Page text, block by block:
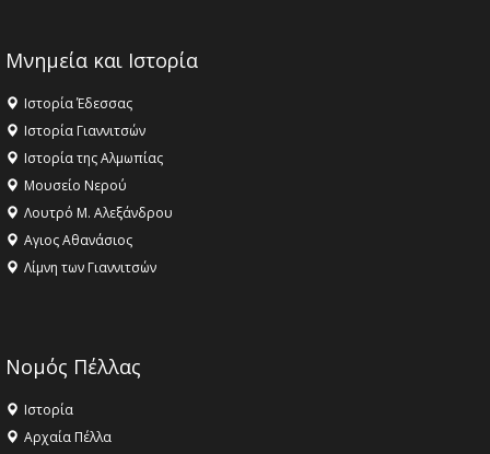
Μνημεία και Ιστορία
Ιστορία Έδεσσας
Ιστορία Γιαννιτσών
Ιστορία της Αλμωπίας
Μουσείο Νερού
Λουτρό Μ. Αλεξάνδρου
Αγιος Αθανάσιος
Λίμνη των Γιαννιτσών
Νομός Πέλλας
Ιστορία
Αρχαία Πέλλα